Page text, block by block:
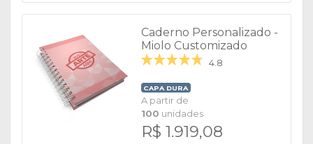
Caderno Personalizado -
Miolo Customizado
4.8
CAPA DURA
A partir de
100 unidades
R$ 1.919,08